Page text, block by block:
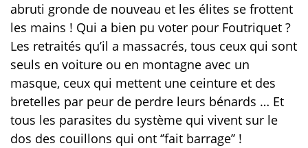
abruti gronde de nouveau et les élites se frottent
les mains ! Qui a bien pu voter pour Foutriquet ?
Les retraités qu’il a massacrés, tous ceux qui sont
seuls en voiture ou en montagne avec un
masque, ceux qui mettent une ceinture et des
bretelles par peur de perdre leurs bénards … Et
tous les parasites du système qui vivent sur le
dos des couillons qui ont ‘’fait barrage’’ !